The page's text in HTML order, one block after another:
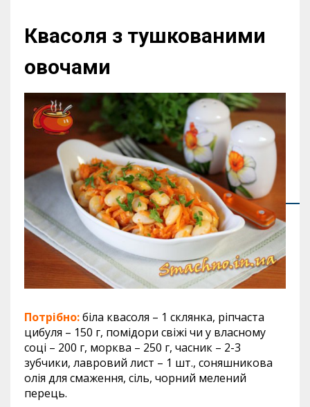
Квасоля з тушкованими
овочами
Потрібно:біла квасоля – 1 склянка, ріпчаста
цибуля – 150 г, помідори свіжі чи у власному
соці – 200 г, морква – 250 г, часник – 2-3
зубчики, лавровий лист – 1 шт., соняшникова
олія для смаження, сіль, чорний мелений
перець.